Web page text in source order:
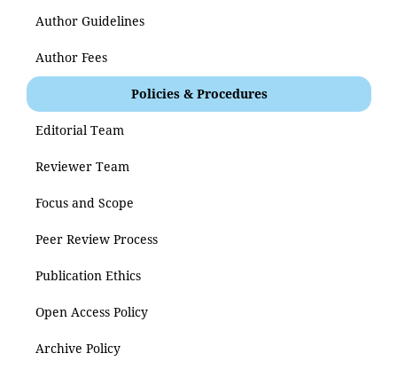
Author Guidelines
Author Fees
Policies & Procedures
Editorial Team
Reviewer Team
Focus and Scope
Peer Review Process
Publication Ethics
Open Access Policy
Archive Policy